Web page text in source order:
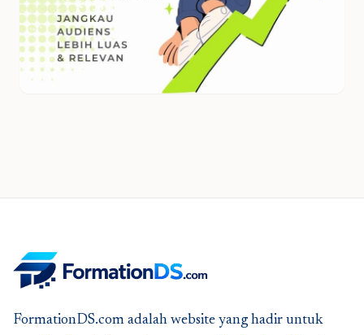
FormationDS.com adalah website yang hadir untuk